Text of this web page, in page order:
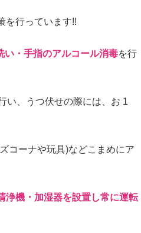
を行っています!!
い・⼿指のアルコール消毒を⾏
い、うつ伏せの際には、お 1
コーナや玩具)などこまめにア
浄機・加湿器を設置し常に運転